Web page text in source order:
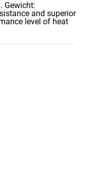
Gewicht:
and superior
level of heat